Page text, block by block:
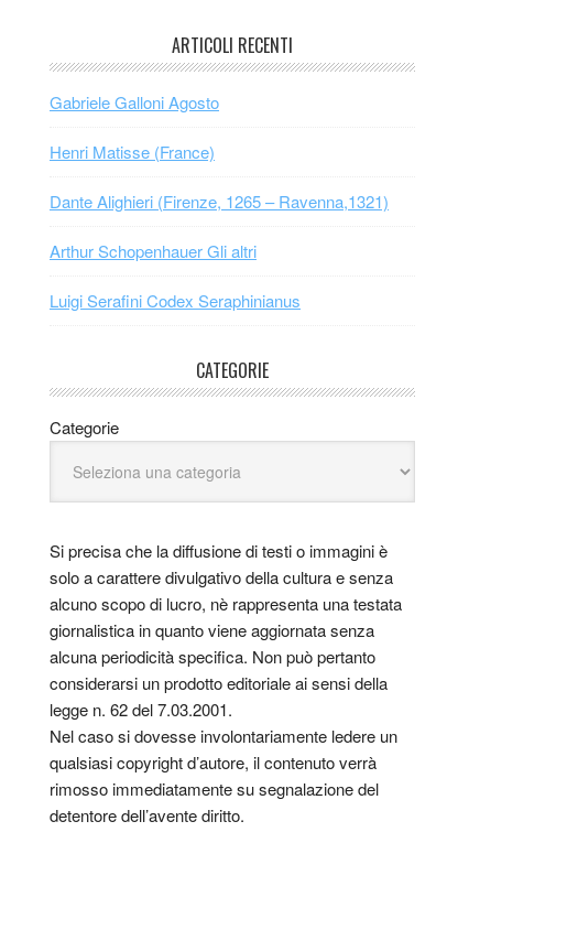
ARTICOLI RECENTI
Gabriele Galloni Agosto
Henri Matisse (France)
Dante Alighieri (Firenze, 1265 – Ravenna,1321)
Arthur Schopenhauer Gli altri
Luigi Serafini Codex Seraphinianus
CATEGORIE
Categorie
Si precisa che la diffusione di testi o immagini è
solo a carattere divulgativo della cultura e senza
alcuno scopo di lucro, nè rappresenta una testata
giornalistica in quanto viene aggiornata senza
alcuna periodicità specifica. Non può pertanto
considerarsi un prodotto editoriale ai sensi della
legge n. 62 del 7.03.2001.
Nel caso si dovesse involontariamente ledere un
qualsiasi copyright d’autore, il contenuto verrà
rimosso immediatamente su segnalazione del
detentore dell’avente diritto.